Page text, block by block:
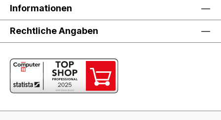
Informationen
Rechtliche Angaben